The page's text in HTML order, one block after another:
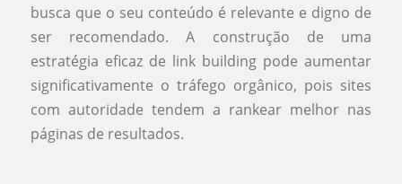
busca que o seu conteúdo é relevante e digno de
ser recomendado. A construção de uma
estratégia eficaz de link building pode aumentar
significativamente o tráfego orgânico, pois sites
com autoridade tendem a rankear melhor nas
páginas de resultados.